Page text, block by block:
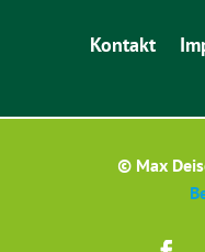
Kontakt
© Max